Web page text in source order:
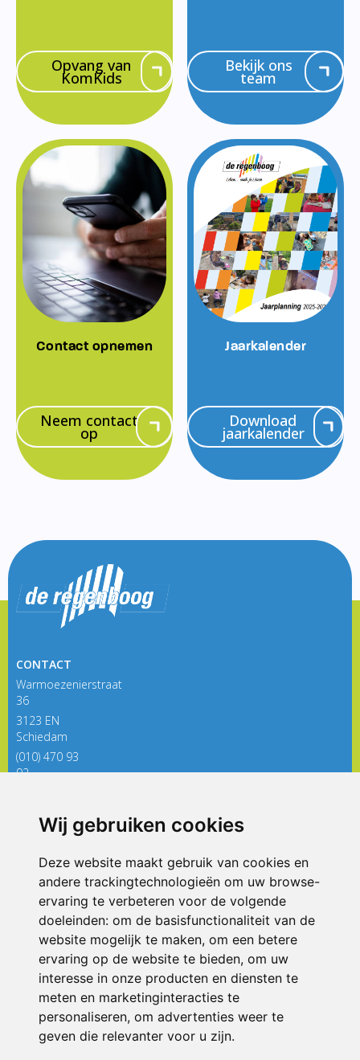
Wij gebruiken cookies
Deze website maakt gebruik van cookies en
andere trackingtechnologieën om uw browse-
ervaring te verbeteren voor de volgende
doeleinden: om de basisfunctionaliteit van de
website mogelijk te maken, om een betere
ervaring op de website te bieden, om uw
interesse in onze producten en diensten te
meten en marketinginteracties te
personaliseren, om advertenties weer te
geven die relevanter voor u zijn.
Opvang van
KomKids
Bekijk ons
team
Contact opnemen
Neem contact
op
Jaarkalender
Download
jaarkalender
CONTACT
Warmoezenierstraat
36
3123 EN
Schiedam
(010) 470 93
92
ONDERDEEL VAN
© 2026 De Regenboog | Alle rechten voorbehouden
Privacy policy|Disclaimer| Klachtenregeling|RSIN en Anbi
voorkeuren